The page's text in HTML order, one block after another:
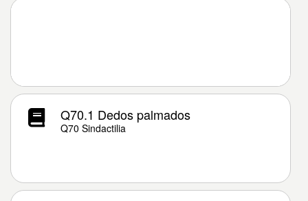
Q70.1 Dedos palmados
Q70 Sindactilia